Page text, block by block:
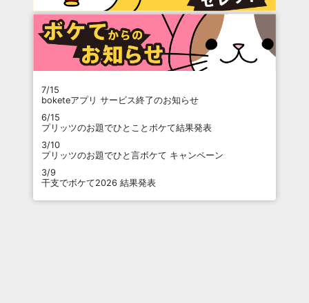
7/15
boketeアプリ サービス終了のお知らせ
6/15
プリッツのお題でひとことボケて結果発表
3/10
プリッツのお題でひと言ボケて キャンペーン
3/9
干支でボケて2026 結果発表